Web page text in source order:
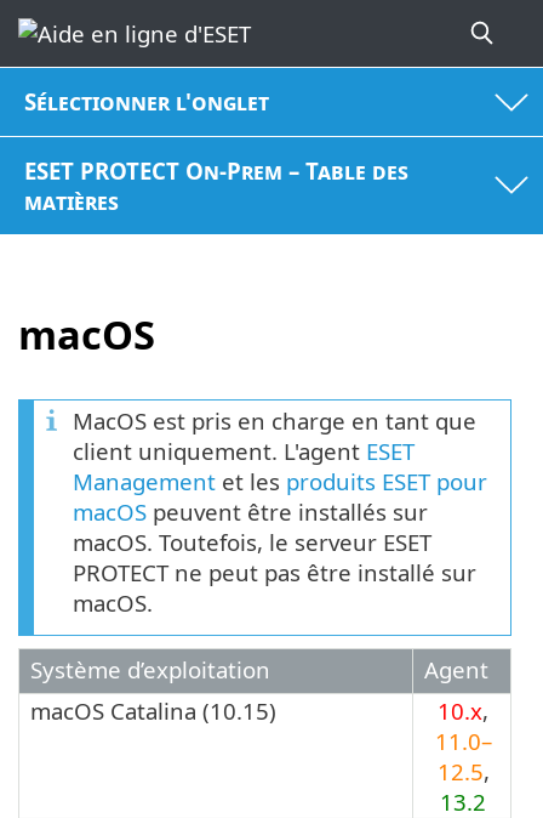
Sélectionner l'onglet
ESET PROTECT On-Prem – Table des
matières
macOS
MacOS est pris en charge en tant que
client uniquement. L'agent ESET
Management et les produits ESET pour
macOS peuvent être installés sur
macOS. Toutefois, le serveur ESET
PROTECT ne peut pas être installé sur
macOS.
Système d’exploitation
Agent
macOS Catalina (10.15)
10.x,
11.0–
12.5,
13.2